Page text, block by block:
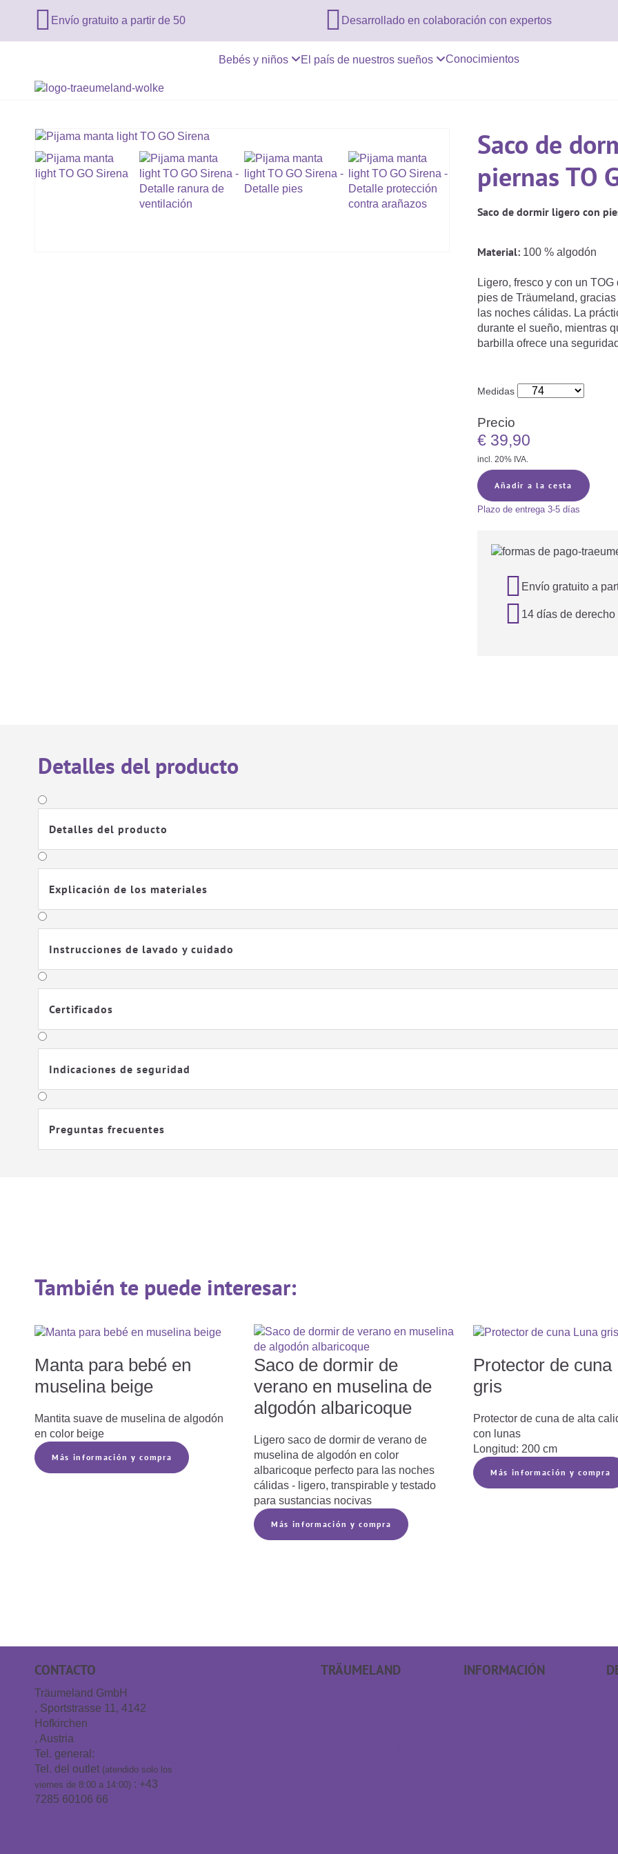
 Envío gratuito a partir de 50  Desarrollado en colaboración con expertos
Bebés y niños El país de nuestros sueños Conocimientos
Saco de
piernas TO
Saco de dormir ligero con
Material: 100 % algodón
Ligero, fresco y con un
pies de Träumeland,
las noches cálidas. La
durante el sueño, mientras
barbilla ofrece una
Medidas
Precio
€ 39,90
incl. 20% IVA.
Añadir a la cesta
Plazo de entrega 3-5 días
 Envío gratuito a
 14 días de
Detalles del producto
Detalles del producto
Explicación de los materiales
Instrucciones de lavado y cuidado
Certificados
Indicaciones de seguridad
Preguntas frecuentes
También te puede interesar:
Manta para bebé en
muselina beige
Mantita suave de muselina de algodón
en color beige
Más información y compra
Saco de dormir de
verano en muselina de
algodón albaricoque
Ligero saco de dormir de verano de
muselina de algodón en color
albaricoque perfecto para las noches
cálidas - ligero, transpirable y testado
para sustancias nocivas
Más información y compra
Protector de cuna
gris
Protector de cuna de alta
con lunas
Longitud: 200 cm
Más información y compra
CONTACTO
Träumeland GmbH
, Sportstrasse 11, 4142
Hofkirchen
, Austria
Tel. general:
Tel. del outlet (atendido solo los
viernes de 8:00 a 14:00) : +43
7285 60106 66
TRÄUMELAND INFORMACIÓN